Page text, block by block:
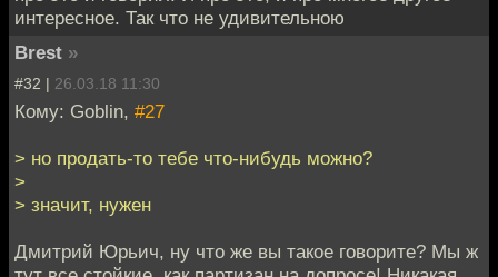
интересное. Так что не удивительною
Brest »
#32 | 26.03.18 11:30
Кому: Goblin, #27
> но продать-то тебе что-нибудь можно?
>
> значит, нужен
Дмитрий Юрьич, ну что же вы такое говорите? Мы ж